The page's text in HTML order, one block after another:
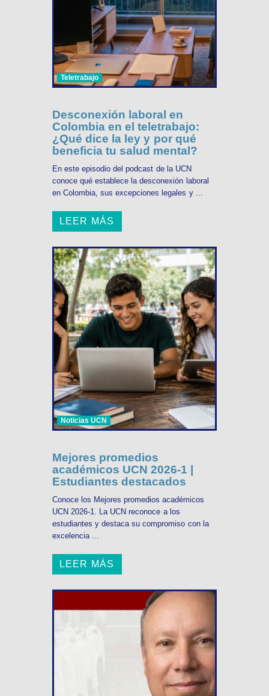
Teletrabajo
Desconexión laboral en
Colombia en el teletrabajo:
¿Qué dice la ley y por qué
beneficia tu salud mental?
En este episodio del podcast de la UCN
conoce qué establece la desconexión laboral
en Colombia, sus excepciones legales y ...
LEER MÁS
Noticias UCN
Mejores promedios
académicos UCN 2026-1 |
Estudiantes destacados
Conoce los Mejores promedios académicos
UCN 2026-1. La UCN reconoce a los
estudiantes y destaca su compromiso con la
excelencia ...
LEER MÁS